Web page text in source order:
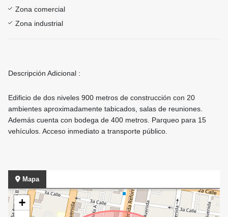
Zona comercial
Zona industrial
Descripción Adicional :
Edificio de dos niveles 900 metros de construcción con 20
ambientes aproximadamente tabicados, salas de reuniones.
Además cuenta con bodega de 400 metros. Parqueo para 15
vehículos. Acceso inmediato a transporte público.
Mapa
+